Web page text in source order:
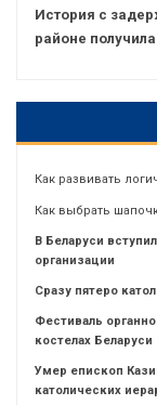
История с
районе
Как развивать
Как выбрать
В Беларуси
организации
Сразу пятеро
Фестиваль
костелах Беларуси
Умер епископ
католических